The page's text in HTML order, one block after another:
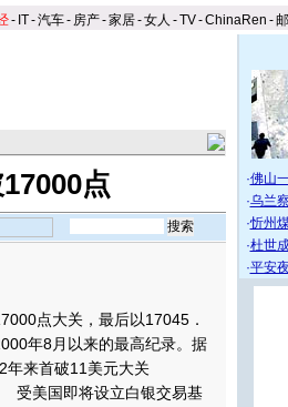
- IT-汽车- 房产-家居-女人 -TV-ChinaRen -
点
点大关，最后以17045．
年8月以来的最高纪录。据
年来首破11美元大关
美国即将设立白银交易基
·佛山
·乌兰
·忻州
·杜世
·平安